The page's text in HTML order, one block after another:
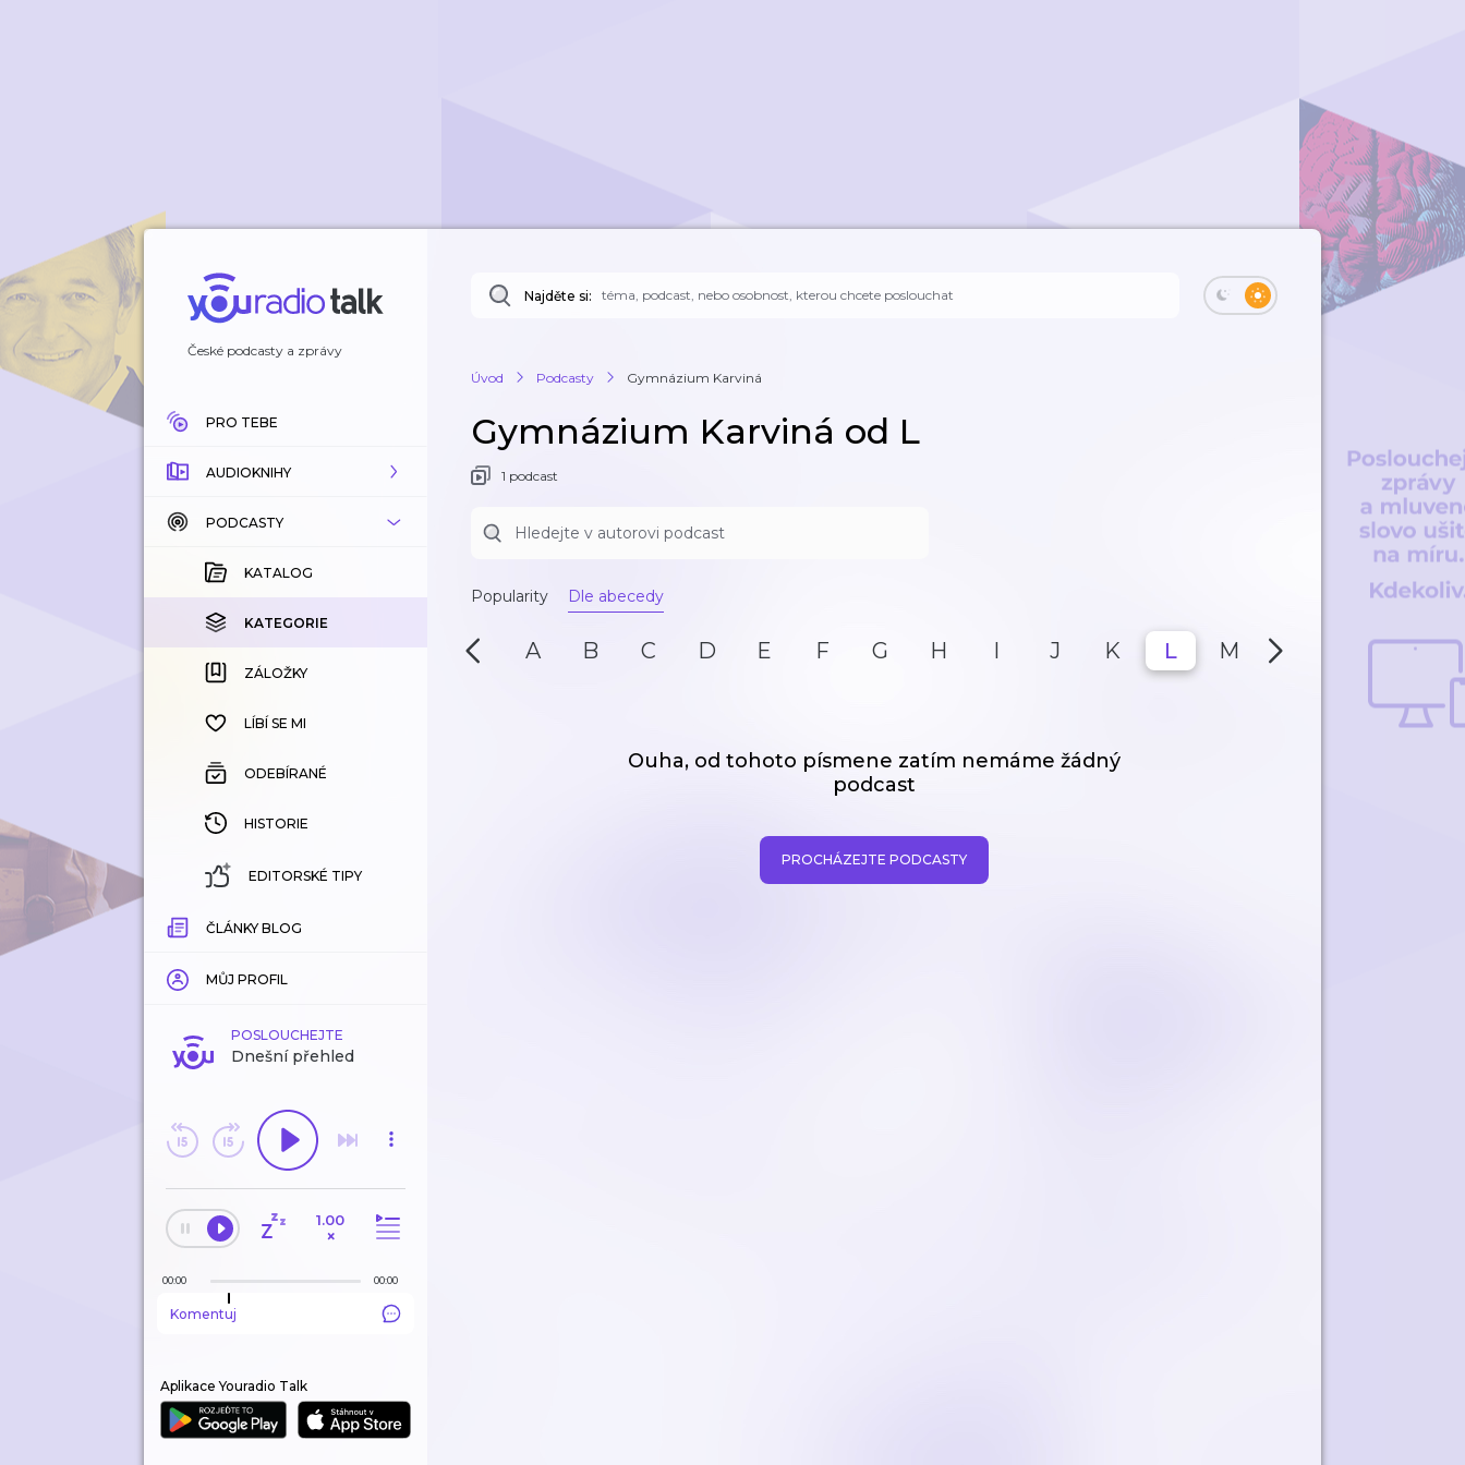
České podcasty a zprávy
PRO TEBE
AUDIOKNIHY
KATALOG
KOUPENÉ
KATEGORIE
ZÁLOŽKY
HISTORIE
PODCASTY
KATALOG
KATEGORIE
ZÁLOŽKY
LÍBÍ SE MI
ODEBÍRANÉ
HISTORIE
EDITORSKÉ TIPY
ČLÁNKY BLOG
MŮJ PROFIL
POSLOUCHEJTE
Dnešní přehled
1.00
×
00:00 00:00
Komentuj
Aplikace Youradio Talk
Najděte si:
Úvod Podcasty Gymnázium Karviná
Gymnázium Karviná od L
1 podcast
Popularity Dle abecedy
A B C D E F G H I J K L M N P
Ouha, od tohoto písmene zatím nemáme žádný
podcast
PROCHÁZEJTE PODCASTY